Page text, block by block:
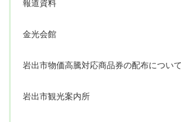
報道資料
金光会館
岩出市物価高騰対応商品券の配布について
岩出市観光案内所